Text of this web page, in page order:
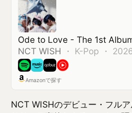
（NEW）
Rich or Die 3
YZERR・ヒップホップ／ラッ
Amazonで探す